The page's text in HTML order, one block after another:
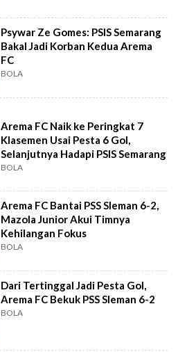
Psywar Ze Gomes: PSIS Semarang
Bakal Jadi Korban Kedua Arema
FC
BOLA
Arema FC Naik ke Peringkat 7
Klasemen Usai Pesta 6 Gol,
Selanjutnya Hadapi PSIS Semarang
BOLA
Arema FC Bantai PSS Sleman 6-2,
Mazola Junior Akui Timnya
Kehilangan Fokus
BOLA
Dari Tertinggal Jadi Pesta Gol,
Arema FC Bekuk PSS Sleman 6-2
BOLA